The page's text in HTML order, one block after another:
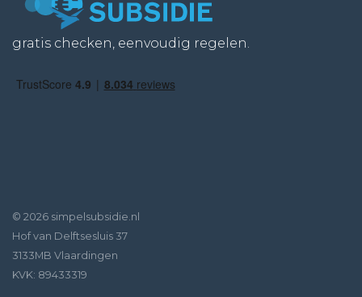
gratis checken, eenvoudig regelen.
© 2026 simpelsubsidie.nl
Hof van Delftsesluis 37
3133MB Vlaardingen
KVK: 89433319